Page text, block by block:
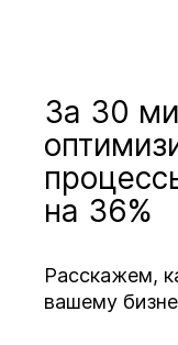
За 30
на 36%
Расскажем,
вашему